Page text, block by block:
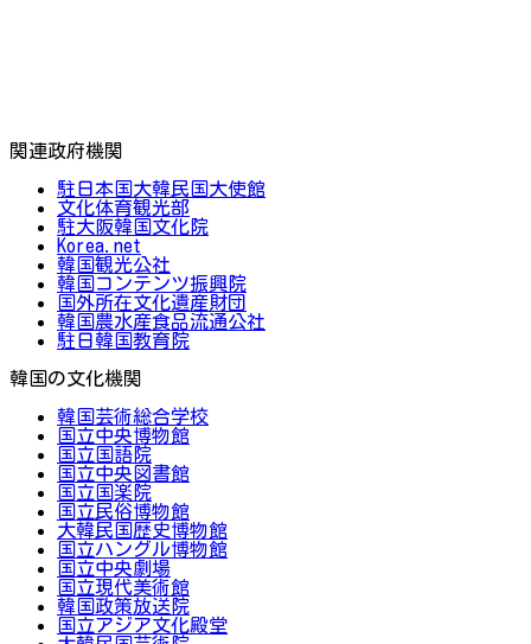
関連政府機関
駐日本国大韓民国大使館
文化体育観光部
駐大阪韓国文化院
Korea.net
韓国観光公社
韓国コンテンツ振興院
国外所在文化遺産財団
韓国農水産食品流通公社
駐日韓国教育院
韓国の文化機関
韓国芸術総合学校
国立中央博物館
国立国語院
国立中央図書館
国立国楽院
国立民俗博物館
大韓民国歴史博物館
国立ハングル博物館
国立中央劇場
国立現代美術館
韓国政策放送院
国立アジア文化殿堂